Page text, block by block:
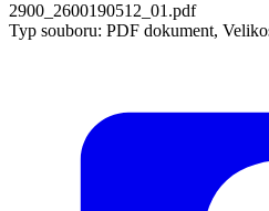
2900_2600190512_01.pdf
Typ souboru: PDF dokument,